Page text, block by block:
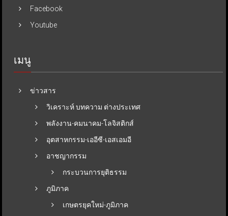
Facebook
Youtube
เมนู
ข่าวสาร
วิเคราะห์ บทความ ต่างประเทศ
พลังงาน-คมนาคม-โลจิสติกส์
อุตสาหกรรม-เออีซี-เอสเอมอี
อาชญากรรม
กระบวนการยุติธรรม
ภูมิภาค
เกษตรยุคใหม่-ภูมิภาค